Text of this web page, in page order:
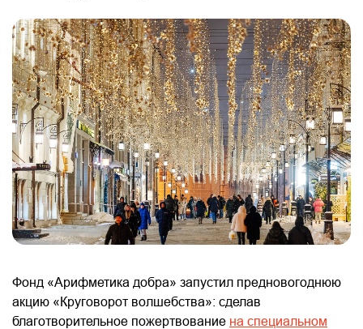
Фонд «Арифметика добра» запустил предновогоднюю
акцию «Круговорот волшебства»: сделав
благотворительное пожертвование на специальном